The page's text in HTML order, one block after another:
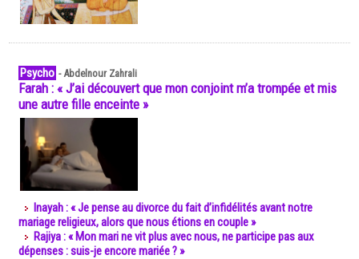
Psycho -Abdelnour Zahrali
Farah : « J’ai découvert que mon conjoint m’a trompée et mis
une autre fille enceinte »
Inayah : « Je pense au divorce du fait d’infidélités avant notre
mariage religieux, alors que nous étions en couple »
Rajiya : « Mon mari ne vit plus avec nous, ne participe pas aux
dépenses : suis-je encore mariée ? »